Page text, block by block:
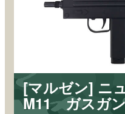
[マルゼン] ニ
M11 ガスガ